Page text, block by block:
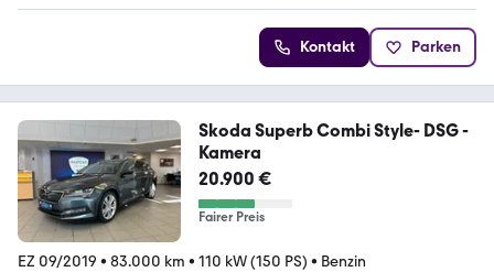
Kontakt Parken
Skoda Superb Combi Style- DSG -
Kamera
20.900 €
Fairer Preis
EZ 09/2019 • 83.000 km • 110 kW (150 PS) • Benzin